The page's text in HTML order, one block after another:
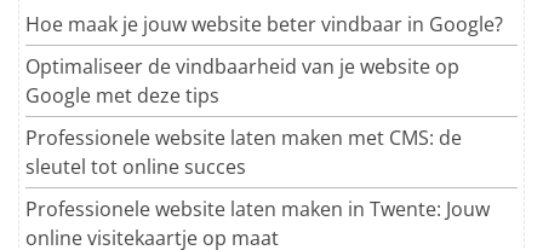
Hoe maak je jouw website beter vindbaar in Google?
Optimaliseer de vindbaarheid van je website op
Google met deze tips
Professionele website laten maken met CMS: de
sleutel tot online succes
Professionele website laten maken in Twente: Jouw
online visitekaartje op maat